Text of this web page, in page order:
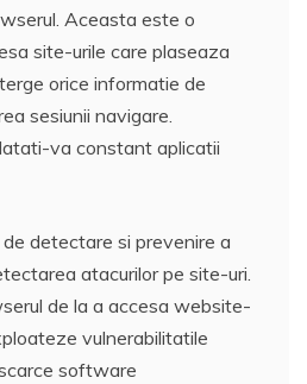
Aceasta este o
site-urile care plaseaza
orice informatie de
sesiunii navigare.
va constant aplicatii
detectare si prevenire a
atacurilor pe site-uri.
de la a accesa website-
vulnerabilitatile
software